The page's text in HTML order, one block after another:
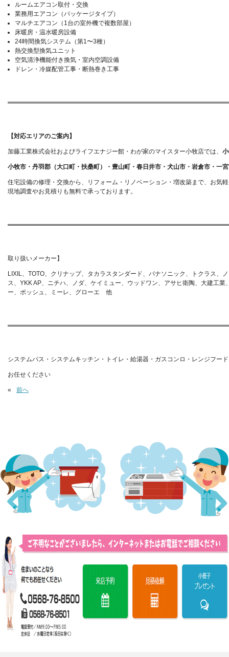
ルームエアコン取付・交換
業務用エアコン（パッケージタイプ）
マルチエアコン（1台の室外機で複数部屋）
床暖房・温水暖房設備
24時間換気システム（第1〜3種）
熱交換型換気ユニット
空気清浄機能付き換気・室内空調設備
ドレン・冷媒配管工事・断熱巻き工事
【対応エリアのご案内】
加藤工業株式会社およびライフエナジー館・わが家のマイスター小牧店では、
小牧市・丹羽郡（大口町・扶桑町）・豊山町・春日井市・犬山市・岩倉市・一
住宅設備の修理・交換から、リフォーム・リノベーション・増改築まで、お気
現地調査やお見積りも無料で承っております。
取り扱いメーカー】
LIXIL、TOTO、クリナップ、タカラスタンダード、パナソニック、トクラス
ス、YKK AP、ニチハ、ノダ、ケイミュー、ウッドワン、アサヒ衛陶、大建工
ー、ボッシュ、ミーレ、グローエ 他
システムバス・システムキッチン・トイレ・給湯器・ガスコンロ・レンジフー
お任せください
« 前へ